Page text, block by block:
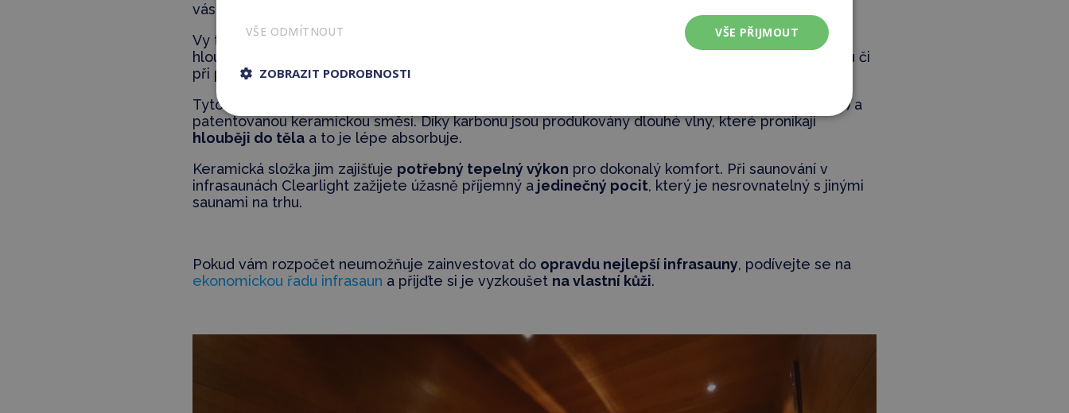
vás doslova objímá z každé strany.
Vy tak i při nízkých teplotách dostáváte tu
a zároveň nejúčinnější
hloubkovou detoxikaci. A to vše zatímco pohodlně
při čtení dobré knihy nebo časopisu či
při poslechu hudby a zbavujete se roky hromaděného stresu.
Tyto infrazářiče jsou tvořeny
(1/1000 tloušťky lidského vlasu) a
patentovanou keramickou směsí. Díky karbonu jsou produkovány dlouhé vlny, které pronikají
hlouběji do tělaa to je lépe absorbuje.
Keramická složka jim zajišťuje potřebný tepelný výkon pro dokonalý komfort. Při saunování v
infrasaunách Clearlight zažijete úžasně příjemný ajedinečný pocit, který je nesrovnatelný s jinými
saunami na trhu.
Pokud vám rozpočet neumožňuje zainvestovat do opravdu nejlepší infrasauny, podívejte se na
ekonomickou řadu infrasaun a přijďte si je vyzkoušet na vlastní kůži.
VŠE PŘIJMOUT
VŠE ODMÍTNOUT
ZOBRAZIT PODROBNOSTI